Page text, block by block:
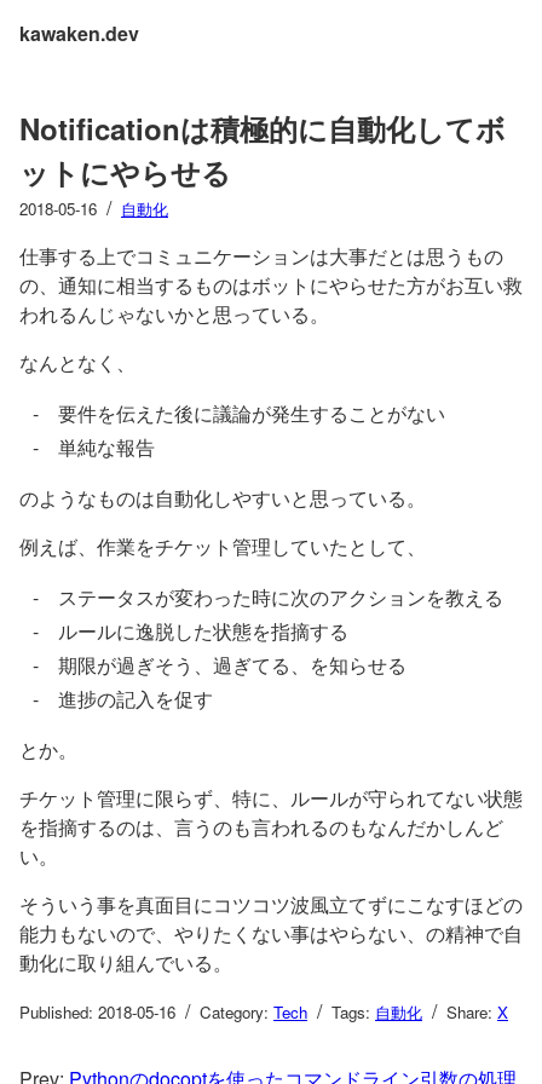
kawaken.dev
Notificationは積極的に自動化してボ
ットにやらせる
2018-05-16 / 自動化
仕事する上でコミュニケーションは大事だとは思うもの
の、通知に相当するものはボットにやらせた方がお互い救
われるんじゃないかと思っている。
なんとなく、
要件を伝えた後に議論が発生することがない
単純な報告
のようなものは自動化しやすいと思っている。
例えば、作業をチケット管理していたとして、
ステータスが変わった時に次のアクションを教える
ルールに逸脱した状態を指摘する
期限が過ぎそう、過ぎてる、を知らせる
進捗の記入を促す
とか。
チケット管理に限らず、特に、ルールが守られてない状態
を指摘するのは、言うのも言われるのもなんだかしんど
い。
そういう事を真面目にコツコツ波風立てずにこなすほどの
能力もないので、やりたくない事はやらない、の精神で自
動化に取り組んでいる。
Published: 2018-05-16 / Category: Tech / Tags: 自動化 / Share: X